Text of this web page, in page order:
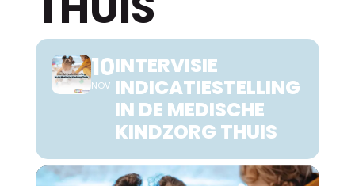
10
NOV
INTERVISIE
INDICATIESTELLING
IN DE MEDISCHE
KINDZORG THUIS